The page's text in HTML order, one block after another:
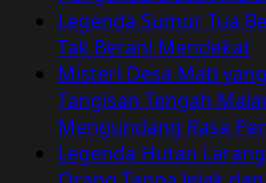
Menkes
AS
yang
Aktif
Kampanyekan
Anti-
Vaksin
Legenda Sumur Tua
Tak Berani Mendekat
Misteri Desa Mati
Tangisan Tengah
Mengundang Rasa
Legenda Hutan